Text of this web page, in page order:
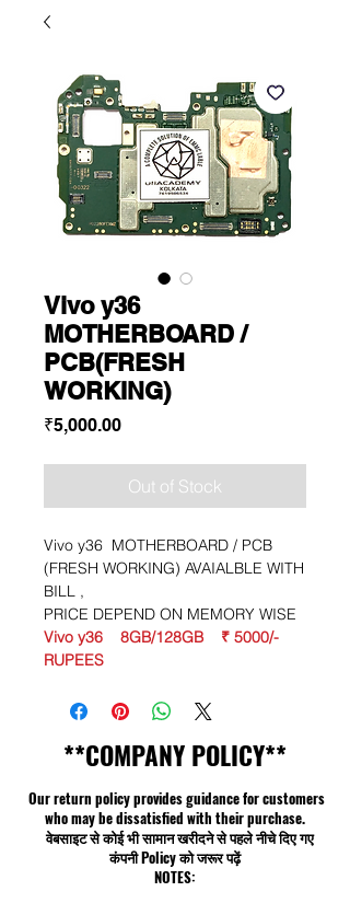
Vivo y36
MOTHERBOARD /
PCB(FRESH
WORKING)
₹5,000.00Price
Out of Stock
Vivo y36 MOTHERBOARD / PCB
(FRESH WORKING) AVAIALBLE WITH
BILL ,
PRICE DEPEND ON MEMORY WISE
Vivo y36 8GB/128GB ₹ 5000/-
RUPEES
**COMPANY POLICY**
Our return policy provides guidance for customers
who may be dissatisfied with their purchase.
वेबसाइट से कोई भी सामान खरीदने से पहले नीचे दिए गए
कंपनी Policy को जरूर पढ़ें
NOTES: